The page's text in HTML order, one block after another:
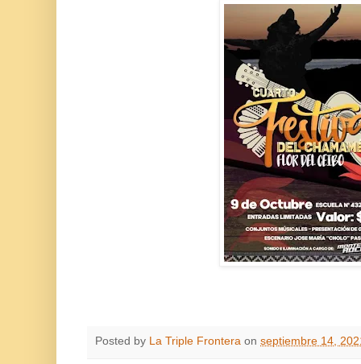
Posted by La Triple Frontera on septiembre 14,